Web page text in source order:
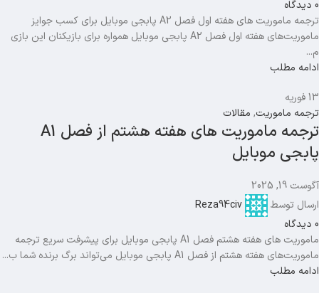
0 دیدگاه
ترجمه ماموریت های هفته اول فصل A2 پابجی موبایل برای کسب جوایز
ماموریت‌های هفته اول فصل A2 پابجی موبایل همواره برای بازیکنان این بازی
م...
ادامه مطلب
13فوریه
ترجمه ماموریت, مقالات
ترجمه ماموریت های هفته هشتم از فصل A1
پابجی موبایل
آگوست 19, 2025
ارسال توسط
Reza94civ
0 دیدگاه
ماموریت های هفته هشتم فصل A1 پابجی موبایل برای پیشرفت سریع ترجمه
ماموریت‌های هفته هشتم از فصل A1 پابجی موبایل می‌تواند برگ برنده شما ب...
ادامه مطلب